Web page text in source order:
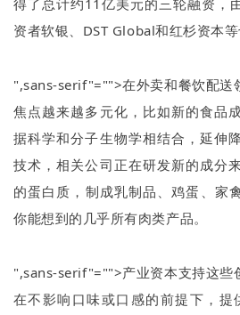
资者软银、 DST Global和红杉资本等
",sans-serif"="">在外卖和餐饮配送
焦点越来越多元化，比如新的食品
据科学和分子生物学相结合，延伸
技术，相关公司正在研发新的成分
的蛋白质，制成乳制品、鸡蛋、家
你能想到的几乎所有肉类产品。
",sans-serif"="">产业资本支持这些
在不影响口味或口感的前提下，提